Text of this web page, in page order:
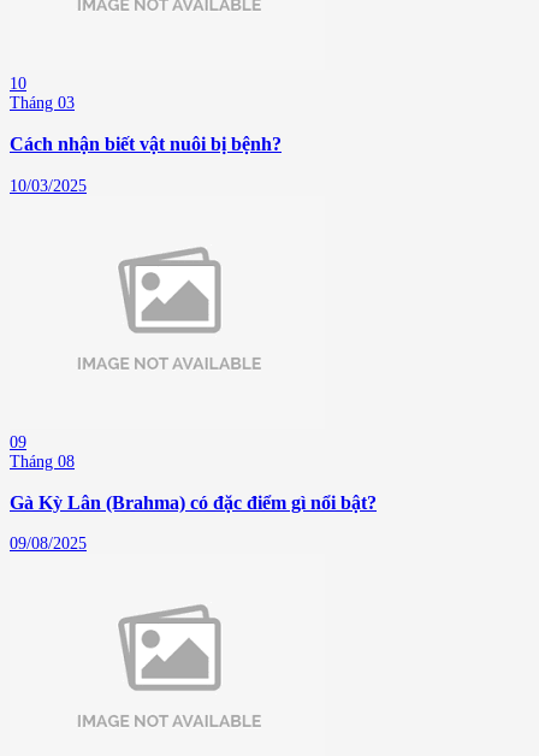
10
Tháng 03
Cách nhận biết vật nuôi bị bệnh?
10/03/2025
09
Tháng 08
Gà Kỳ Lân (Brahma) có đặc điểm gì nổi bật?
09/08/2025